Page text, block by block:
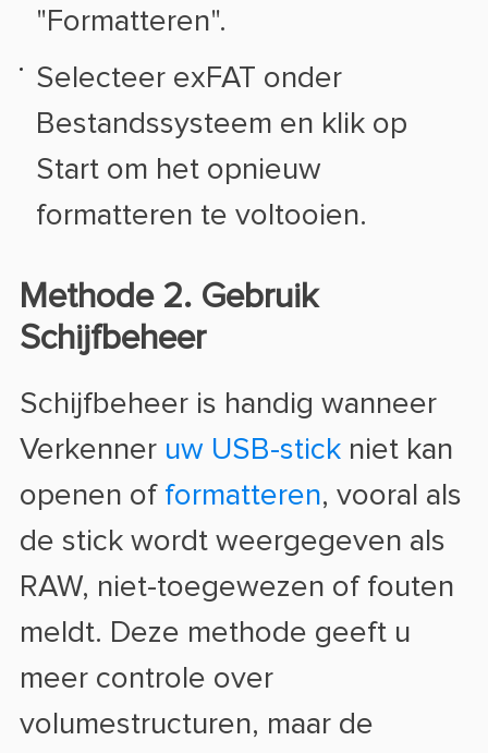
"Formatteren".
Selecteer exFAT onder
Bestandssysteem en klik op
Start om het opnieuw
formatteren te voltooien.
Methode 2. Gebruik
Schijfbeheer
Schijfbeheer is handig wanneer
Verkenner uw USB-stickniet kan
openen of formatteren, vooral als
de stick wordt weergegeven als
RAW, niet-toegewezen of fouten
meldt. Deze methode geeft u
meer controle over
volumestructuren, maar de